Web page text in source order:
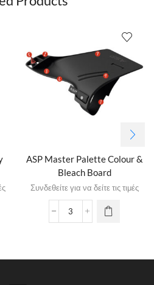
ASP Master Palette Colour &
Bleach Board
Συνδεθείτε για να δείτε τις τιμές